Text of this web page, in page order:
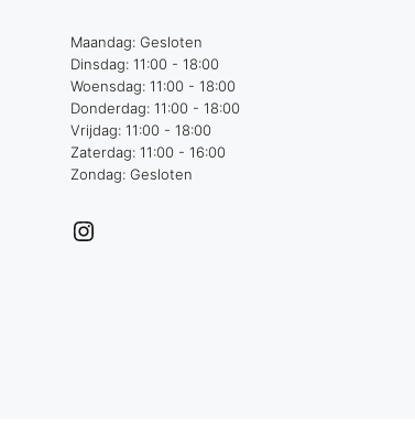
Maandag: Gesloten
Dinsdag: 11:00 - 18:00
Woensdag: 11:00 - 18:00
Donderdag: 11:00 - 18:00
Vrijdag: 11:00 - 18:00
Zaterdag: 11:00 - 16:00
Zondag: Gesloten
Instagram